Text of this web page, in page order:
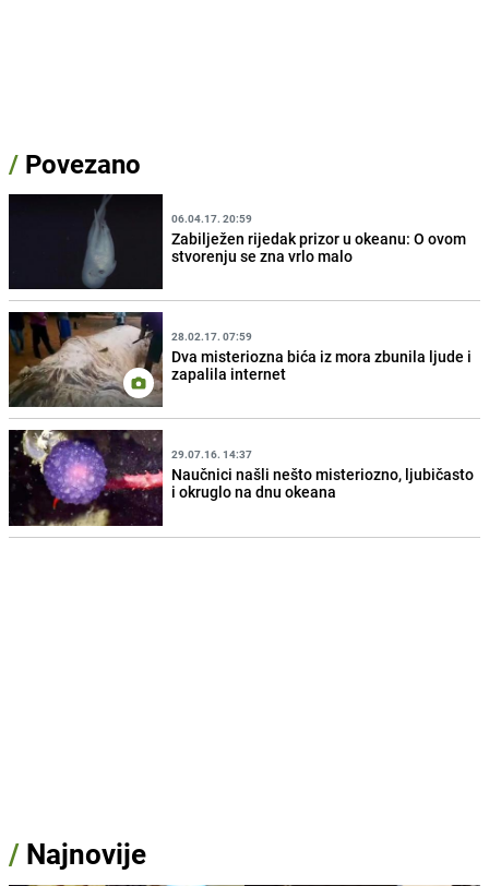
/ Povezano
06.04.17. 20:59
Zabilježen rijedak prizor u okeanu: O ovom
stvorenju se zna vrlo malo
28.02.17. 07:59
Dva misteriozna bića iz mora zbunila ljude i
zapalila internet
29.07.16. 14:37
Naučnici našli nešto misteriozno, ljubičasto
i okruglo na dnu okeana
/ Najnovije